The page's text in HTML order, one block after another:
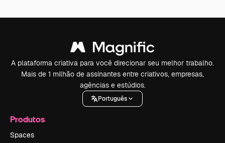
A plataforma criativa para você direcionar seu melhor trabalho.
Mais de 1 milhão de assinantes entre criativos, empresas,
agências e estúdios.
Português
Produtos
Spaces